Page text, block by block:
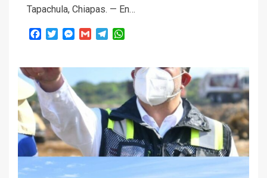
Tapachula, Chiapas. — En…
Facebook
TwitterMessenger
Gmail Telegram